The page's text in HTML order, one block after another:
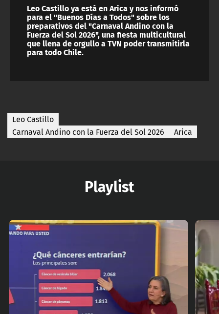
Leo Castillo ya está en Arica y nos informó
para el "Buenos Días a Todos" sobre los
preparativos del "Carnaval Andino con la
Fuerza del Sol 2026", una fiesta multicultural
que llena de orgullo a TVN poder transmitirla
para todo Chile.
Leo Castillo
Carnaval Andino con la Fuerza del Sol 2026
Arica
Playlist